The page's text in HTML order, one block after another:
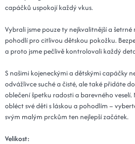
capáčků uspokojí každý vkus.
Vybrali jsme pouze ty nejkvalitnější a
pohodlí pro citlivou dětskou pokožku.
a proto jsme pečlivě kontrolovali každý
S našimi kojeneckými a dětskými capáčky
odvážlivce suché a čisté, ale také přidáte
oblečení špetku radosti a barevného
obléct své děti s láskou a pohodlím –
svým malým prckům ten nejlepší začátek.
Velikost: